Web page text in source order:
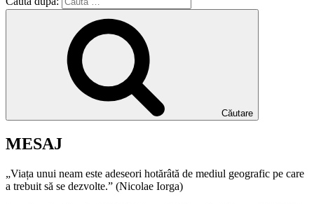
Căutare
MESAJ
„Viața unui neam este adeseori hotărâtă de mediul geografic pe care
a trebuit să se dezvolte.” (Nicolae Iorga)